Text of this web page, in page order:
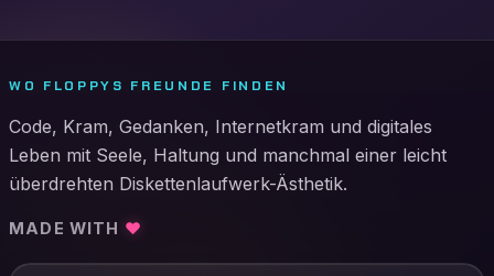
WO FLOPPYS FREUNDE FINDEN
Code, Kram, Gedanken, Internetkram und digitales
Leben mit Seele, Haltung und manchmal einer leicht
überdrehten Diskettenlaufwerk-Ästhetik.
MADE WITH ♥